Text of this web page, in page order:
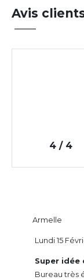
Avis
4 / 4
Armelle
Super idée
Bureau très
Lundi 15